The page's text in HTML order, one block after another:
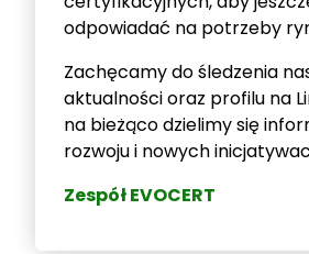
odpowiadać na potrzeby
Zachęcamy do śledzenia
aktualności oraz profilu na
na bieżąco dzielimy się
rozwoju i nowych
Zespół EVOCERT